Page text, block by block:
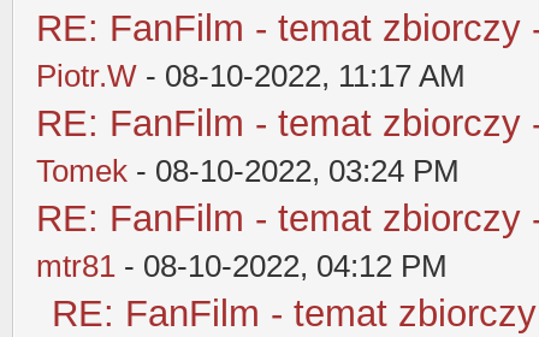
RE: FanFilm - temat zbiorczy
Piotr.W - 08-10-2022, 11:17 AM
RE: FanFilm - temat zbiorczy
Tomek - 08-10-2022, 03:24 PM
RE: FanFilm - temat zbiorczy
mtr81 - 08-10-2022, 04:12 PM
RE: FanFilm - temat